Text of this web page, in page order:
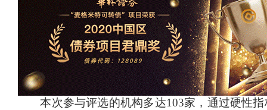
本次参与评选的机构多达103家，通过硬性